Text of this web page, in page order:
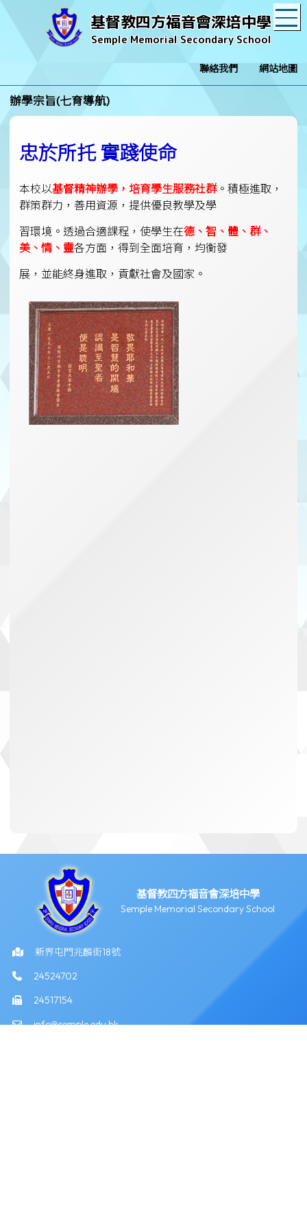
基督教四方福音會深培中學
Semple Memorial Secondary School
聯絡我們 網站地圖
辦學宗旨(七育導航)
忠於所托 實踐使命
本校以基督精神辦學，培育學生服務社群。積極進取，
群策群力，善用資源，提供優良教學及學
習環境。透過合適課程，使學生在德、智、體、群、
美、情、靈各方面，得到全面培育，均衡發
展，並能終身進取，貢獻社會及國家。
基督教四方福音會深培中學
Semple Memorial Secondary School
新界屯門兆麟街18號
24524702
24517154
info@semple.edu.hk